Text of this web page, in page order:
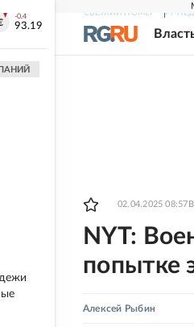
СВЕЖИЙ НОМЕР РГ-
02.04.2025 08:57
NYT:
попытке
Алексей Рыбин
-0.4
93.19